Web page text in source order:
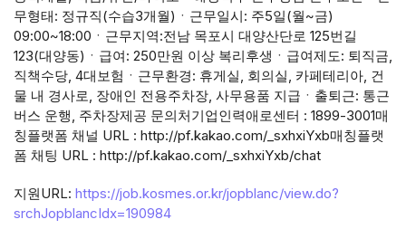
무형태: 정규직(수습3개월)ㆍ근무일시: 주5일(월~금)
09:00~18:00ㆍ근무지역:전남 목포시 대양산단로 125번길
123(대양동)ㆍ급여: 250만원 이상 복리후생ㆍ급여제도: 퇴직금,
직책수당, 4대보험ㆍ근무환경: 휴게실, 회의실, 카페테리아, 건
물 내 경사로, 장애인 전용주차장, 사무용품 지급ㆍ출퇴근: 통근
버스 운행, 주차장제공 문의처기업인력애로센터 : 1899-3001매
칭플랫폼 채널 URL : http://pf.kakao.com/_sxhxiYxb매칭플랫
폼 채팅 URL : http://pf.kakao.com/_sxhxiYxb/chat
지원URL: https://job.kosmes.or.kr/jopblanc/view.do?
srchJopblancIdx=190984